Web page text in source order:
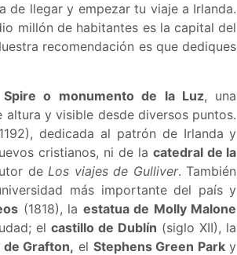
de llegar y empezar tu viaje a Irlanda.
millón de habitantes es la capital del
recomendación es que dediques
o monumento de la Luz, una
y visible desde diversos puntos.
dedicada al patrón de Irlanda y
cristianos, ni de la catedral de la
de Los viajes de Gulliver. También
más importante del país y
(1818), la estatua de Molly Malone
el castillo de Dublín (siglo XII), la
de Grafton, el Stephens Green Parky